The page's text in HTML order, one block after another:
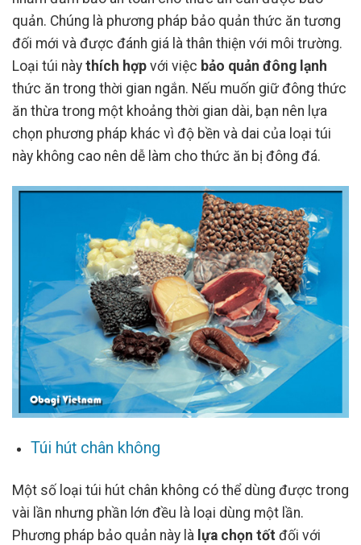
quản. Chúng là phương pháp bảo quản thức ăn tương
đối mới và được đánh giá là thân thiện với môi trường.
Loại túi này thích hợp với việc bảo quản đông lạnh
thức ăn trong thời gian ngắn. Nếu muốn giữ đông thức
ăn thừa trong một khoảng thời gian dài, bạn nên lựa
chọn phương pháp khác vì độ bền và dai của loại túi
này không cao nên dễ làm cho thức ăn bị đông đá.
Túi hút chân không
Một số loại túi hút chân không có thể dùng được trong
vài lần nhưng phần lớn đều là loại dùng một lần.
Phương pháp bảo quản này là lựa chọn tốt đối với